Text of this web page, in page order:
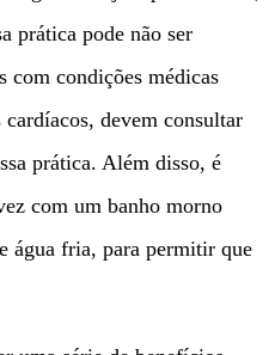
prática pode não ser
com condições médicas
devem consultar
prática. Além disso, é
com um banho morno
água fria, para permitir que